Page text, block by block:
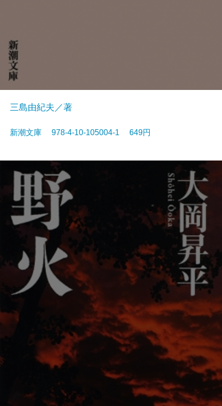
三島由紀夫／著
新潮文庫 978-4-10-105004-1 649円